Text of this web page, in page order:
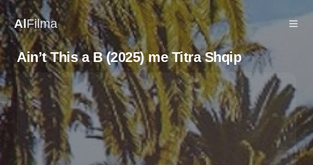
Al Filma
Ain’t This a B (2025) me Titra Shqip